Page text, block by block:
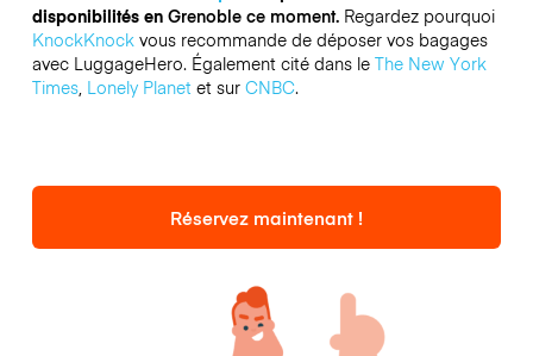
disponibilités en Grenoble ce moment. Regardez pourquoi
KnockKnockvous recommande de déposer vos bagages
avec LuggageHero. Également cité dans le The New York
Times, Lonely Planetet sur CNBC.
Réservez maintenant !